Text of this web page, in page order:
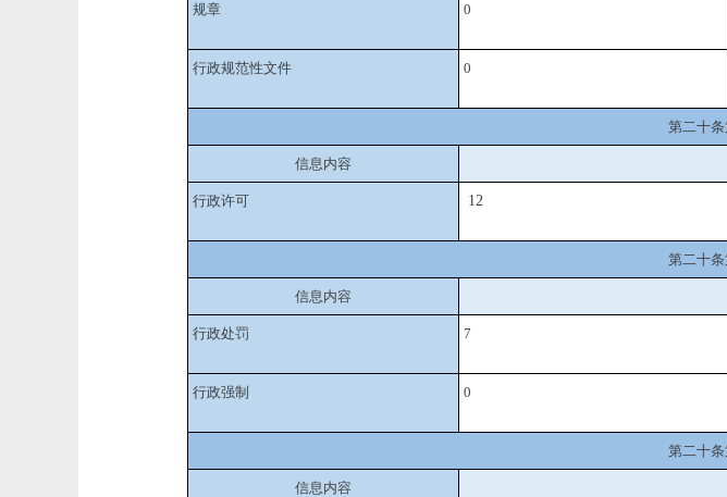
规章 0
行政规范性文件 0
第二十
信息内容
行政许可 12
第二十
信息内容
行政处罚 7
行政强制 0
第二十
信息内容